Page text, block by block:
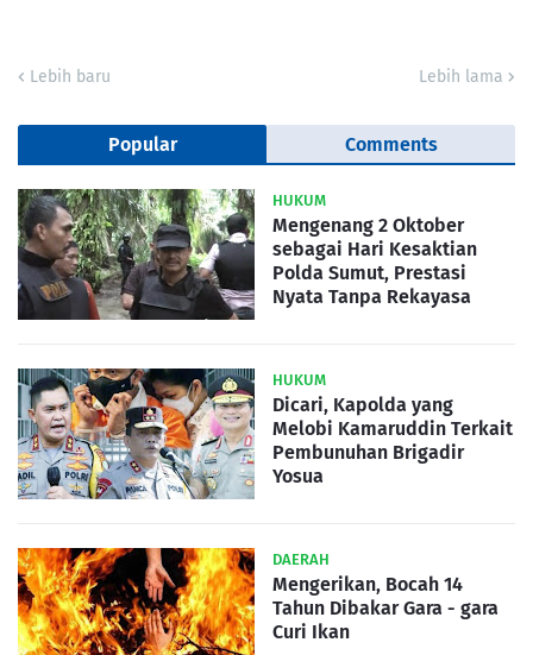
Lebih baru Lebih lama
Popular Comments
HUKUM
Mengenang 2 Oktober
sebagai Hari Kesaktian
Polda Sumut, Prestasi
Nyata Tanpa Rekayasa
HUKUM
Dicari, Kapolda yang
Melobi Kamaruddin Terkait
Pembunuhan Brigadir
Yosua
DAERAH
Mengerikan, Bocah 14
Tahun Dibakar Gara - gara
Curi Ikan